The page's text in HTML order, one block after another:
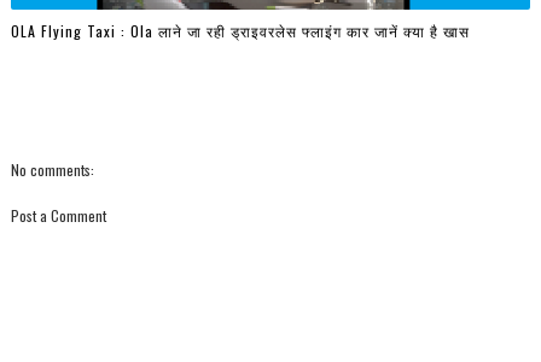
OLA Flying Taxi : Ola लाने जा रही ड्राइवरलेस फ्लाइंग कार जानें क्या है खास
No comments:
Post a Comment